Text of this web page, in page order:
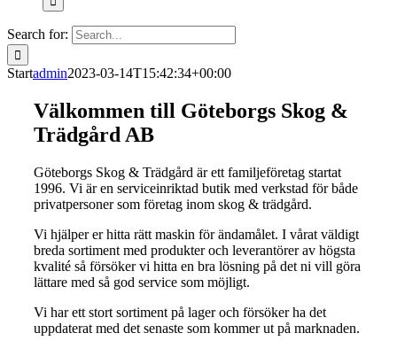
Search for:
Startadmin2023-03-14T15:42:34+00:00
Välkommen till Göteborgs Skog &
Trädgård AB
Göteborgs Skog & Trädgård är ett familjeföretag startat
1996. Vi är en serviceinriktad butik med verkstad för både
privatpersoner som företag inom skog & trädgård.
Vi hjälper er hitta rätt maskin för ändamålet. I vårat väldigt
breda sortiment med produkter och leverantörer av högsta
kvalité så försöker vi hitta en bra lösning på det ni vill göra
lättare med så god service som möjligt.
Vi har ett stort sortiment på lager och försöker ha det
uppdaterat med det senaste som kommer ut på marknaden.